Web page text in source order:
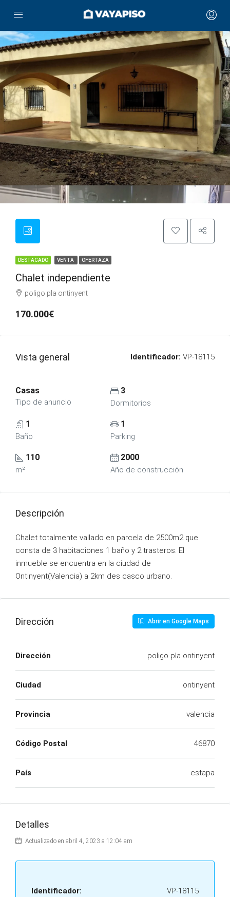
DESTACADO VENTA OFERTAZA
Chalet independiente
poligo pla ontinyent
170.000€
Vista general Identificador: VP-18115
Casas
Tipo de anuncio
3
Dormitorios
1
Baño
1
Parking
110
m²
2000
Año de construcción
Descripción
Chalet totalmente vallado en parcela de 2500m2 que
consta de 3 habitaciones 1 baño y 2 trasteros. El
inmueble se encuentra en la ciudad de
Ontinyent(Valencia) a 2km des casco urbano.
Dirección Abrir en Google Maps
Dirección poligo pla ontinyent
Ciudad ontinyent
Provincia valencia
Código Postal 46870
País estapa
Detalles
Actualizado en abril 4, 2023 a 12:04 am
Identificador: VP-18115